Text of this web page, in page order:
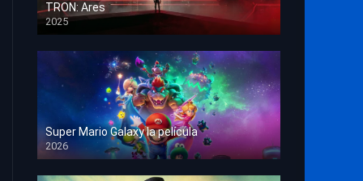
TRON: Ares
2025
HD 1080p
Super Mario Galaxy la película
2026
HD 1080p